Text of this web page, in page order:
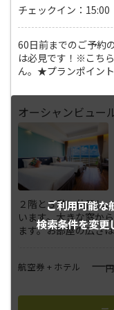
チェックイン：
60日前までのご予約
は必見です！※こち
ん。★プランポイン
ご利用可能な
検索条件を変更
オーシャンビュー
２階と３階に位置し
います。大きな窓か
ます。お部屋の広さ
航空券 + ホテル ――――円